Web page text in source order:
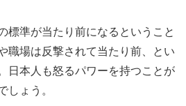
標準が当たり前になるということ
職場は反撃されて当たり前、とい
日本人も怒るパワーを持つことが
しょう。